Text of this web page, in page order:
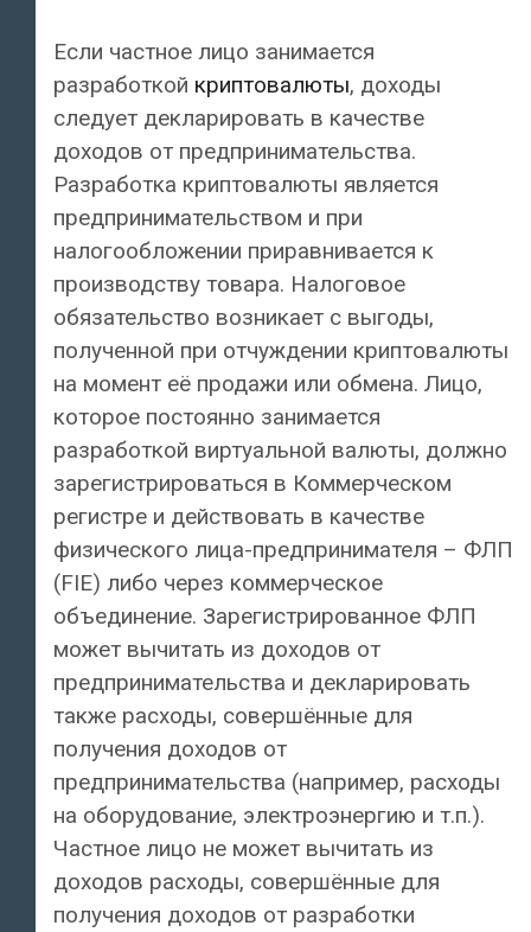
Если частное лицо занимается
разработкой криптовалюты, доходы
следует декларировать в качестве
доходов от предпринимательства.
Разработка криптовалюты является
предпринимательством и при
налогообложении приравнивается к
производству товара. Налоговое
обязательство возникает с выгоды,
полученной при отчуждении криптовалюты
на момент её продажи или обмена. Лицо,
которое постоянно занимается
разработкой виртуальной валюты, должно
зарегистрироваться в Коммерческом
регистре и действовать в качестве
физического лица-предпринимателя – ФЛП
(FIE) либо через коммерческое
объединение. Зарегистрированное ФЛП
может вычитать из доходов от
предпринимательства и декларировать
также расходы, совершённые для
получения доходов от
предпринимательства (например, расходы
на оборудование, электроэнергию и т.п.).
Частное лицо не может вычитать из
доходов расходы, совершённые для
получения доходов от разработки